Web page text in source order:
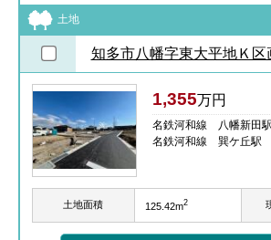
土地
知多市八幡字東大平地Ｋ区
1,355万円
名鉄河和線 八幡新田
名鉄河和線 巽ケ丘駅
土地面積 125.42m2